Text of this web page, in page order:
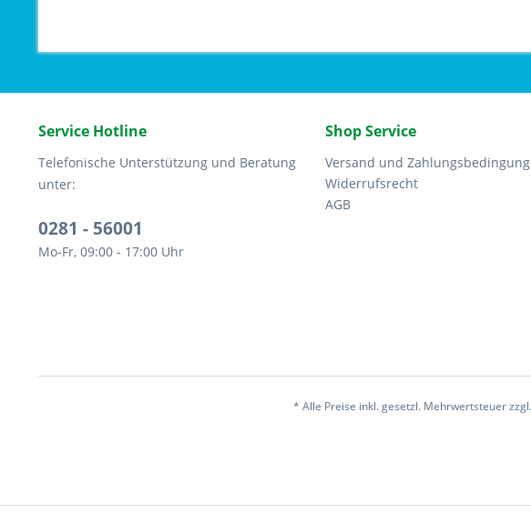
Service Hotline
Telefonische Unterstützung und Beratung
unter:
0281 - 56001
Mo-Fr, 09:00 - 17:00 Uhr
Shop Service
Versand und
Widerrufsrecht
AGB
* Alle Preise inkl. gesetzl. Mehrwertsteuer zzgl.